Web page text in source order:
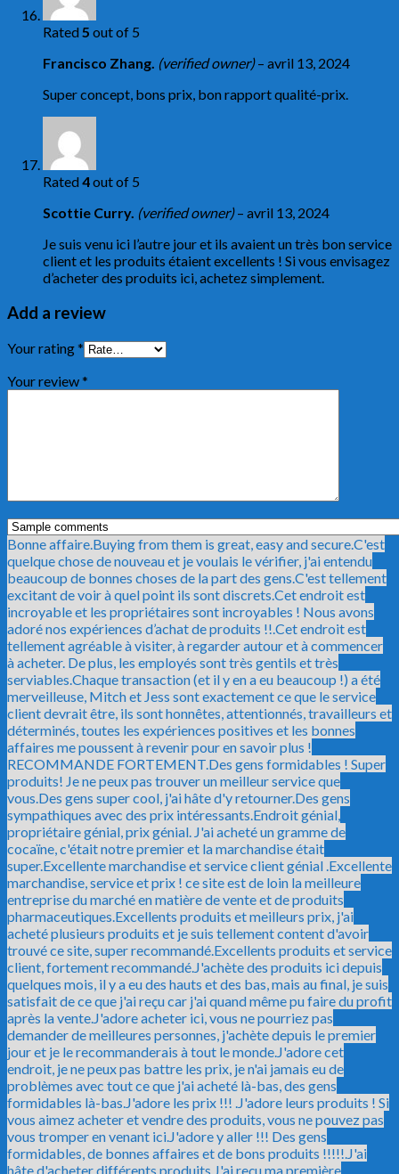
Rated5 out of 5
Francisco Zhang. (verified owner) – avril 13, 2024
Super concept, bons prix, bon rapport qualité-prix.
Rated4out of 5
Scottie Curry. (verified owner) – avril 13, 2024
Je suis venu ici l’autre jour et ils avaient un très bon service
client et les produits étaient excellents ! Si vous envisagez
d’acheter des produits ici, achetez simplement.
Add a review
Your rating*
Your review*
Bonne affaire.Buying from them is great, easy and secure.C'est
quelque chose de nouveau et je voulais le vérifier, j'ai entendu
beaucoup de bonnes choses de la part des gens.C'est tellement
excitant de voir à quel point ils sont discrets.Cet endroit est
incroyable et les propriétaires sont incroyables ! Nous avons
adoré nos expériences d’achat de produits !!.Cet endroit est
tellement agréable à visiter, à regarder autour et à commencer
à acheter. De plus, les employés sont très gentils et très
serviables.Chaque transaction (et il y en a eu beaucoup !) a été
merveilleuse, Mitch et Jess sont exactement ce que le service
client devrait être, ils sont honnêtes, attentionnés, travailleurs et
déterminés, toutes les expériences positives et les bonnes
affaires me poussent à revenir pour en savoir plus !
RECOMMANDE FORTEMENT.Des gens formidables ! Super
produits! Je ne peux pas trouver un meilleur service que
vous.Des gens super cool, j'ai hâte d'y retourner.Des gens
sympathiques avec des prix intéressants.Endroit génial,
propriétaire génial, prix génial. J'ai acheté un gramme de
cocaïne, c'était notre premier et la marchandise était
super.Excellente marchandise et service client génial .Excellente
marchandise, service et prix ! ce site est de loin la meilleure
entreprise du marché en matière de vente et de produits
pharmaceutiques.Excellents produits et meilleurs prix, j'ai
acheté plusieurs produits et je suis tellement content d'avoir
trouvé ce site, super recommandé.Excellents produits et service
client, fortement recommandé.J'achète des produits ici depuis
quelques mois, il y a eu des hauts et des bas, mais au final, je suis
satisfait de ce que j'ai reçu car j'ai quand même pu faire du profit
après la vente.J'adore acheter ici, vous ne pourriez pas
demander de meilleures personnes, j'achète depuis le premier
jour et je le recommanderais à tout le monde.J'adore cet
endroit, je ne peux pas battre les prix, je n'ai jamais eu de
problèmes avec tout ce que j'ai acheté là-bas, des gens
formidables là-bas.J'adore les prix !!! .J'adore leurs produits ! Si
vous aimez acheter et vendre des produits, vous ne pouvez pas
vous tromper en venant ici.J'adore y aller !!! Des gens
formidables, de bonnes affaires et de bons produits !!!!!.J'ai
hâte d'acheter différents produits.J'ai reçu ma première